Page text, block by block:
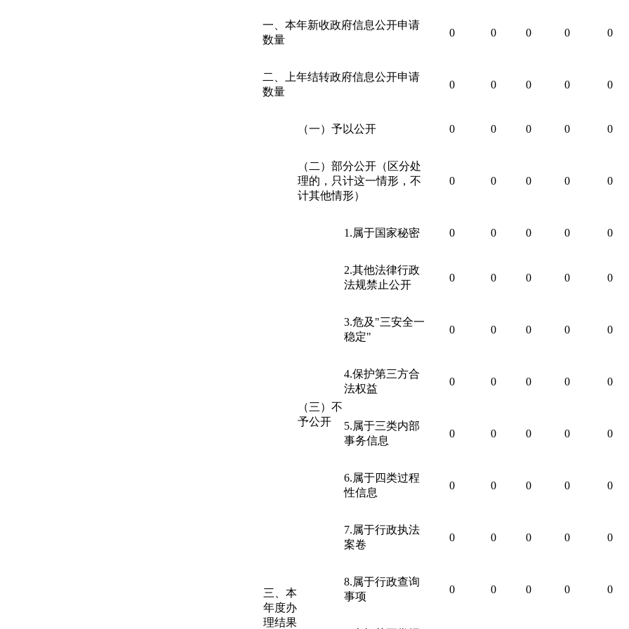
一、本年新收政府信息公开申请
数量
0 0 0 0 0
二、上年结转政府信息公开申请
数量
0 0 0 0 0
三、本
年度办
理结果
（一）予以公开 0 0 0 0 0
（二）部分公开（区分处
理的，只计这一情形，不
计其他情形）
0 0 0 0 0
（三）不
予公开
1.属于国家秘密 0 0 0 0 0
2.其他法律行政
法规禁止公开
0 0 0 0 0
3.危及"三安全一
稳定"
0 0 0 0 0
4.保护第三方合
法权益
0 0 0 0 0
5.属于三类内部
事务信息
0 0 0 0 0
6.属于四类过程
性信息
0 0 0 0 0
7.属于行政执法
案卷
0 0 0 0 0
8.属于行政查询
事项
0 0 0 0 0